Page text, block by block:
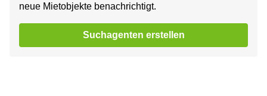
neue Mietobjekte benachrichtigt.
Suchagenten erstellen